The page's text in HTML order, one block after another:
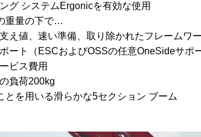
グ システムErgonicを有効な使用
重量の下で…
え値、速い準備、取り除かれたフレームワ
ート（ESCおよびOSSの任意OneSideサポ
ビス費用
負荷200kg
とを用いる滑らかな5セクション ブーム